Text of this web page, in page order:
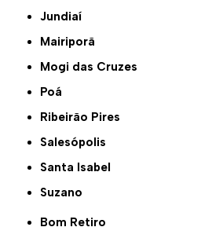
Jundiaí
Mairiporã
Mogi das Cruzes
Poá
Ribeirão Pires
Salesópolis
Santa Isabel
Suzano
Bom Retiro